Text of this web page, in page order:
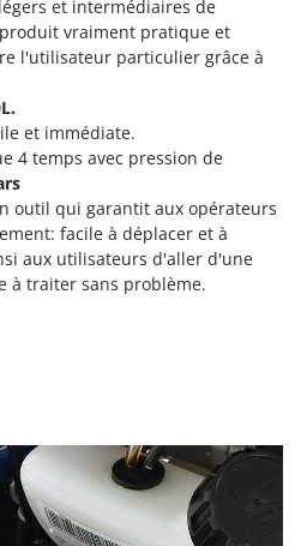
pour tracteur
tracteur
vignes
et intermédiaires de
vraiment pratique et
l'utilisateur particulier grâce à
et immédiate.
4 temps avec pression de
outil qui garantit aux opérateurs
facile à déplacer et à
aux utilisateurs d'aller d'une
à traiter sans problème.